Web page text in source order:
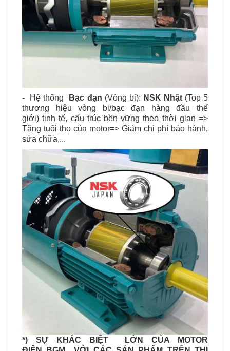
thương hiệu vòng bi/bạc đạn hàng đầu thế
giới) tinh tế, cấu trúc bền vững theo thời gian =>
Tăng tuổi thọ của motor=> Giảm chi phí bảo hành,
sửa chữa,...
*) SỰ KHÁC BIỆT LỚN CỦA MOTOR
ĐIỆN BGM VỚI CÁC SẢN PHẨM TRÊN THỊ
TRƯỜNG VIỆT NAM HIỆN NAY: